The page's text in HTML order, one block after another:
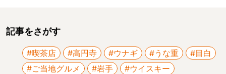
記事をさがす
#喫茶店 #高円寺 #ウナギ #うな重
#目白
#ご当地グルメ
#岩手
#ウイスキー